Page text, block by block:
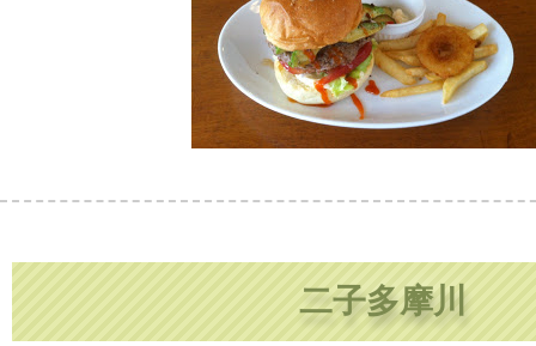
二子多摩川